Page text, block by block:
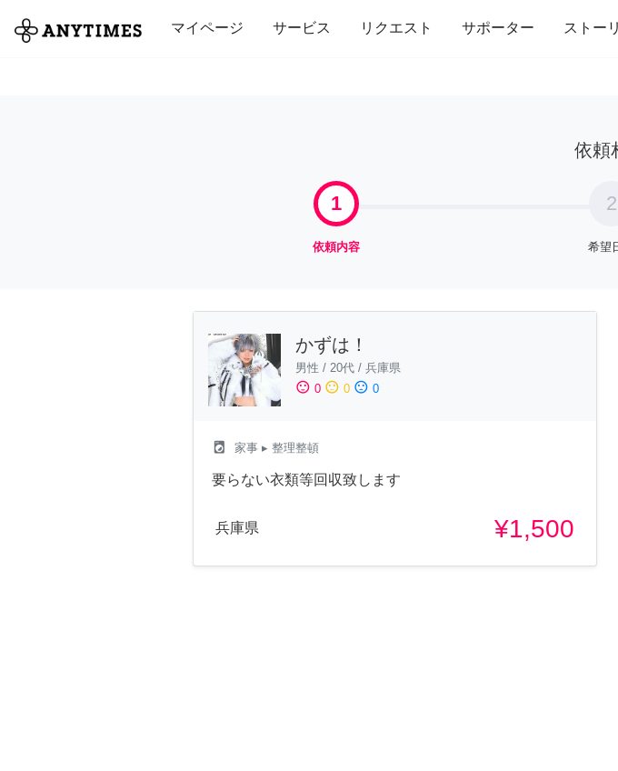
マイページ サービス リクエスト サポーター ストー
全て 修理・組立 家事 引っ越し インテリア 趣味・習い事
依頼
1
依頼内容
2
希望
かずは！
男性 / 20代 / 兵庫県
sentiment_satisfied 0 sentiment_neutral 0 sentiment_dissatisfied 0
local_laundry_service 家事 ▸ 整理整頓
要らない衣類等回収致します
兵庫県 ¥1,500